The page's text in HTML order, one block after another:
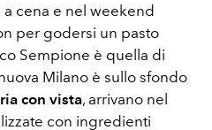
cena e nel weekend
per godersi un pasto
Sempione è quella di
Milano è sullo sfondo
con vista, arrivano nel
con ingredienti